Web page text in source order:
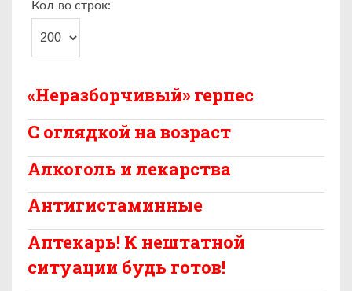
Кол-во строк:
«Неразборчивый» герпес
C оглядкой на возраст
Алкоголь и лекарства
Антигистаминные
Аптекарь! К нештатной
ситуации будь готов!